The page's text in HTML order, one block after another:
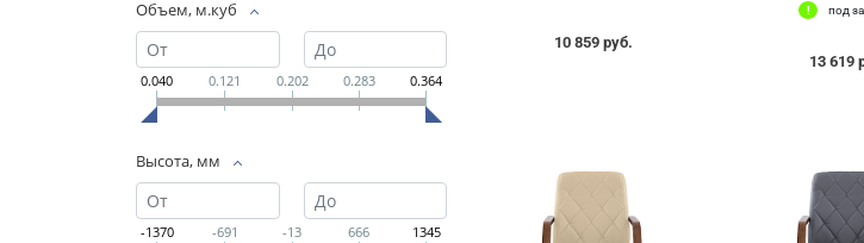
Объем, м.куб
0.040 0.121 0.202 0.283 0.364
Высота, мм
-1370 -691 -13 666 1345
10 859 руб.
под
13 619